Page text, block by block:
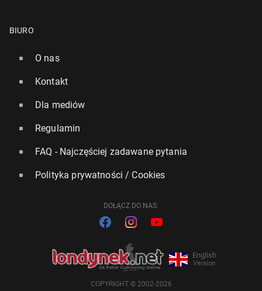
BIURO
O nas
Kontakt
Dla mediów
Regulamin
FAQ - Najczęściej zadawane pytania
Polityka prywatności / Cookies
DOŁĄCZ DO NAS:
English
Version
COPYRIGHT © 2002-2026